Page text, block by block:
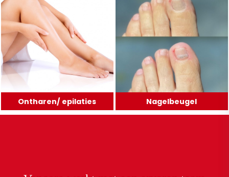
Ontharen/ epilaties Nagelbeugel